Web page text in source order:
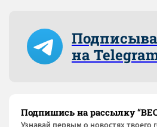
на
Подпишись на рассылку